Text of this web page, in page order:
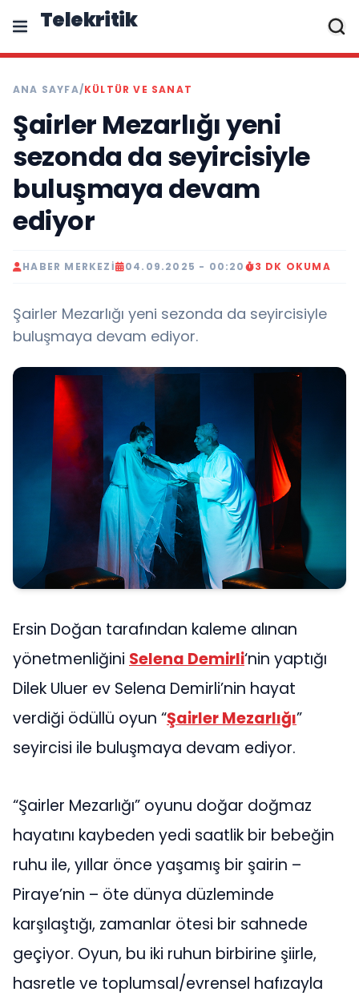
Telekritik
ANA SAYFA/KÜLTÜR VE SANAT
Şairler Mezarlığı yeni
sezonda da seyircisiyle
buluşmaya devam
ediyor
HABER MERKEZI 04.09.2025 - 00:20 3 DK OKUMA
Şairler Mezarlığı yeni sezonda da seyircisiyle
buluşmaya devam ediyor.
Ersin Doğan tarafından kaleme alınan
yönetmenliğini Selena Demirli‘nin yaptığı
Dilek Uluer ev Selena Demirli’nin hayat
verdiği ödüllü oyun “Şairler Mezarlığı”
seyircisi ile buluşmaya devam ediyor.
“Şairler Mezarlığı” oyunu doğar doğmaz
hayatını kaybeden yedi saatlik bir bebeğin
ruhu ile, yıllar önce yaşamış bir şairin –
Piraye’nin – öte dünya düzleminde
karşılaştığı, zamanlar ötesi bir sahnede
geçiyor. Oyun, bu iki ruhun birbirine şiirle,
hasretle ve toplumsal/evrensel hafızayla